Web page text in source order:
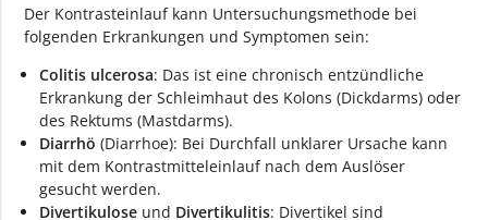
Der Kontrasteinlauf kann Untersuchungsmethode bei
folgenden Erkrankungen und Symptomen sein:
Colitis ulcerosa: Das ist eine chronisch entzündliche
Erkrankung der Schleimhaut des Kolons (Dickdarms) oder
des Rektums (Mastdarms).
Diarrhö (Diarrhoe): Bei Durchfall unklarer Ursache kann
mit dem Kontrastmitteleinlauf nach dem Auslöser
gesucht werden.
Divertikulose und Divertikulitis: Divertikel sind